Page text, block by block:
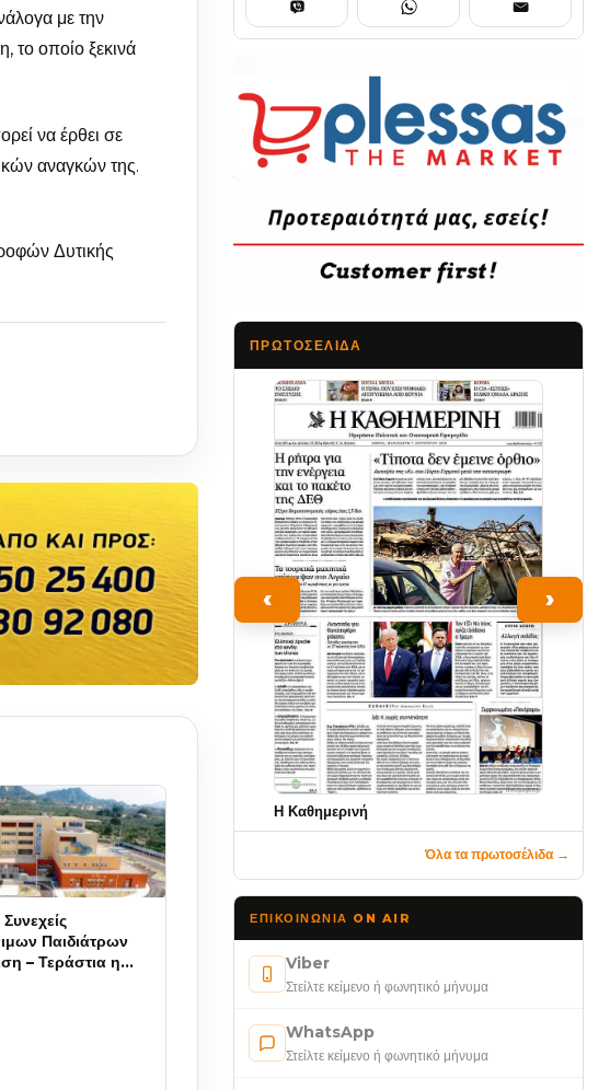
με την
το οποίο ξεκινά
να έρθει σε
αναγκών της.
Δυτικής
Παιδιάτρων
– Τεράστια η
ΠΡΩΤΟΣΈΛΙΔΑ
‹
Η Καθημερινή
›
Όλα τα πρωτοσέλιδα →
ΕΠΙΚΟΙΝΩΝΊΑ ON AIR
Viber
Στείλτε κείμενο ή φωνητικό μήνυμα
WhatsApp
Στείλτε κείμενο ή φωνητικό μήνυμα